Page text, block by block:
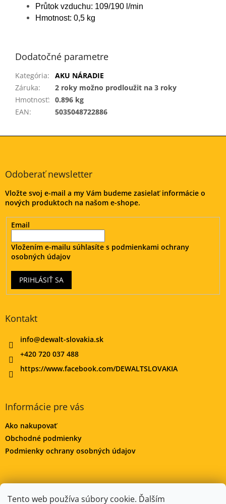
Tento web používa súbory cookie. Ďalším
Průtok vzduchu: 109/190 l/min
Hmotnost: 0,5 kg
Dodatočné parametre
Kategória:
AKU NÁRADIE
Záruka:
2 roky možno prodloužit na 3 roky
Hmotnosť: 0.896 kg
EAN: 5035048722886
Z
Odoberať newsletter
Vložte svoj e-mail a my Vám budeme zasielať informácie o
nových produktoch na našom e-shope.
Email
Vložením e-mailu súhlasíte s podmienkami ochrany
osobných údajov
PRIHLÁSIŤ SA
Kontakt
info@dewalt-slovakia.sk
+420 720 037 488
https://www.facebook.com/DEWALTSLOVAKIA
Informácie pre vás
Ako nakupovať
Obchodné podmienky
Podmienky ochrany osobných údajov